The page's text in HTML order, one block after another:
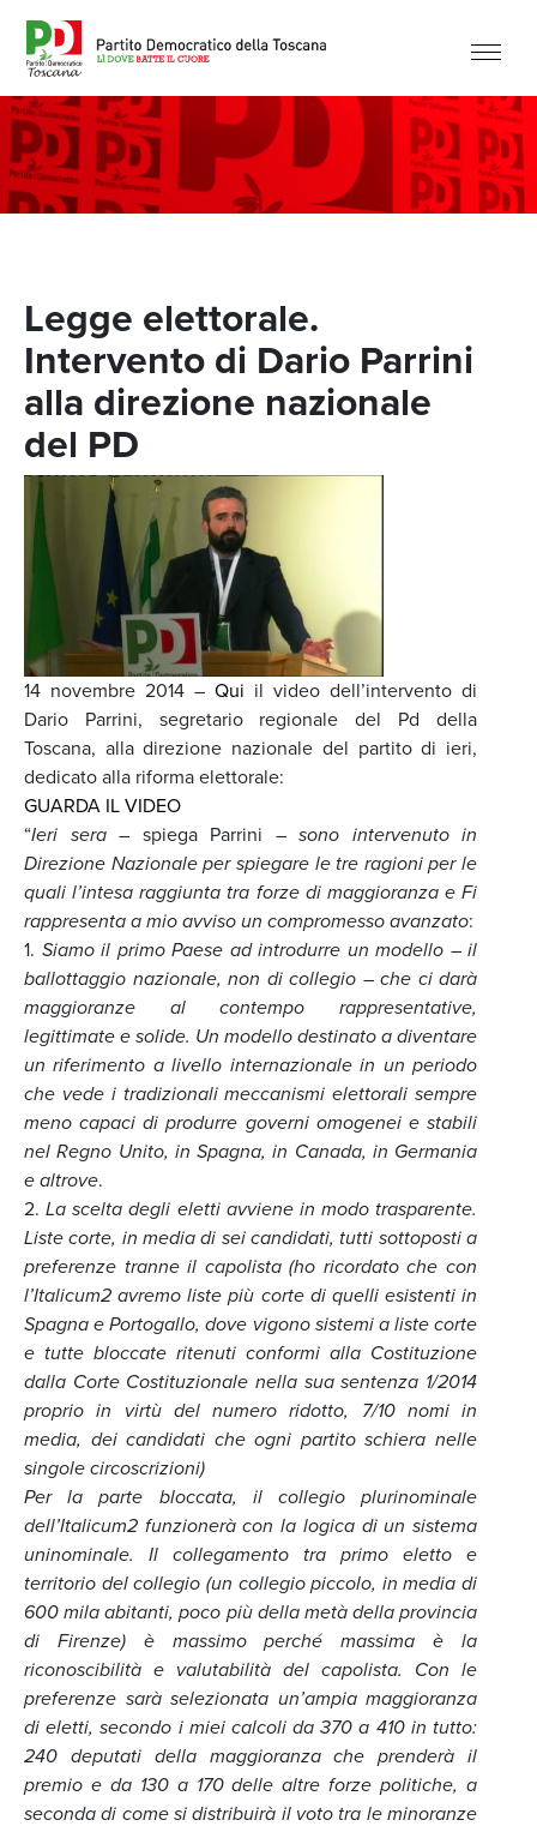
Legge elettorale.
Intervento di Dario Parrini
alla direzione nazionale
del PD
14 novembre 2014 – Qui il video dell’intervento di
Dario Parrini, segretario regionale del Pd della
Toscana, alla direzione nazionale del partito di ieri,
dedicato alla riforma elettorale:
GUARDA IL VIDEO
“Ieri sera– spiega Parrini – sono intervenuto in
Direzione Nazionale per spiegare le tre ragioni per le
quali l’intesa raggiunta tra forze di maggioranza e Fi
rappresenta a mio avviso un compromesso avanzato:
1. Siamo il primo Paese ad introdurre un modello – il
ballottaggio nazionale, non di collegio – che ci darà
maggioranze al contempo rappresentative,
legittimate e solide. Un modello destinato a diventare
un riferimento a livello internazionale in un periodo
che vede i tradizionali meccanismi elettorali sempre
meno capaci di produrre governi omogenei e stabili
nel Regno Unito, in Spagna, in Canada, in Germania
e altrove.
2.La scelta degli eletti avviene in modo trasparente.
Liste corte, in media di sei candidati, tutti sottoposti a
preferenze tranne il capolista (ho ricordato che con
l’Italicum2 avremo liste più corte di quelli esistenti in
Spagna e Portogallo, dove vigono sistemi a liste corte
e tutte bloccate ritenuti conformi alla Costituzione
dalla Corte Costituzionale nella sua sentenza 1/2014
proprio in virtù del numero ridotto, 7/10 nomi in
media, dei candidati che ogni partito schiera nelle
singole circoscrizioni)
Per la parte bloccata, il collegio plurinominale
dell’Italicum2 funzionerà con la logica di un sistema
uninominale. Il collegamento tra primo eletto e
territorio del collegio (un collegio piccolo, in media di
600 mila abitanti, poco più della metà della provincia
di Firenze) è massimo perché massima è la
riconoscibilità e valutabilità del capolista. Con le
preferenze sarà selezionata un’ampia maggioranza
di eletti, secondo i miei calcoli da 370 a 410 in tutto:
240 deputati della maggioranza che prenderà il
premio e da 130 a 170 delle altre forze politiche, a
seconda di come si distribuirà il voto tra le minoranze